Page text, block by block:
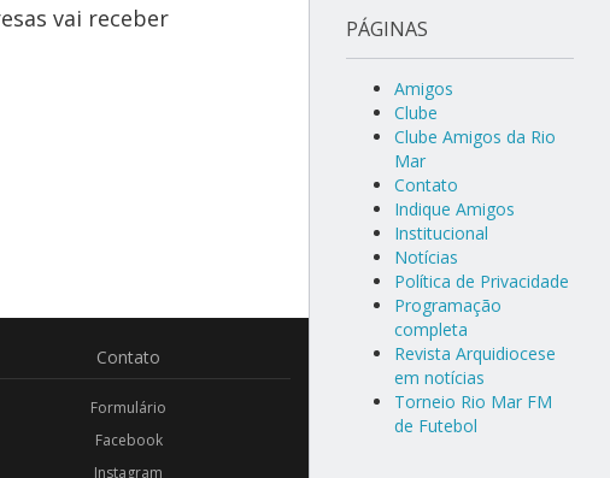
vai receber
Contato
Formulário
Facebook
Instagram
PÁGINAS
Amigos
Clube
Clube Amigos da Rio
Mar
Contato
Indique Amigos
Institucional
Notícias
Política de Privacidade
Programação
completa
Revista Arquidiocese
em notícias
Torneio Rio Mar FM
de Futebol